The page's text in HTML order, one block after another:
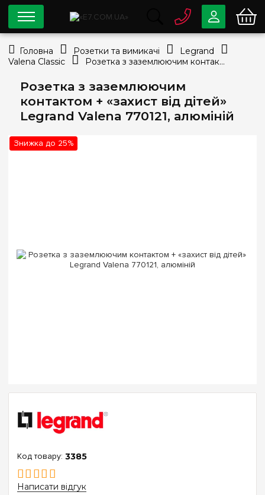
Розетка з заземлюючим
контактом + «захист від дітей»
Legrand Valena 770121, алюміній
Знижка до 25%
3385
Написати відгук
0 80033-63-07
Безкоштовно
info@e7.com.ua
044334-79-78
Viber Telegram
Головна Розетки та вимикачі
Legrand
Valena Classic
Розетка з заземлюючим контактом + «захист від дітей» Legrand Valena 770121, алюміній